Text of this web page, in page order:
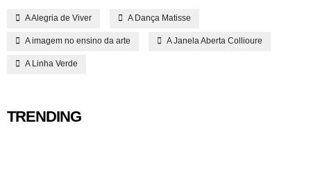
A Alegria de Viver A Dança Matisse
A imagem no ensino da arte A Janela Aberta Collioure
A Linha Verde
TRENDING